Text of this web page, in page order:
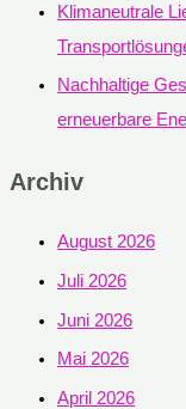
Klimaneutrale
Nachhaltige
erneuerbare
Archiv
August 2026
Juli 2026
Juni 2026
Mai 2026
April 2026